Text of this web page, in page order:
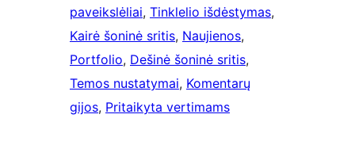
paveikslėliai, Tinklelio išdėstymas
Kairė šoninė sritis, Naujienos
Portfolio, Dešinė šoninė sritis
Temos nustatymai, Komentarų
gijos, Pritaikyta vertimams